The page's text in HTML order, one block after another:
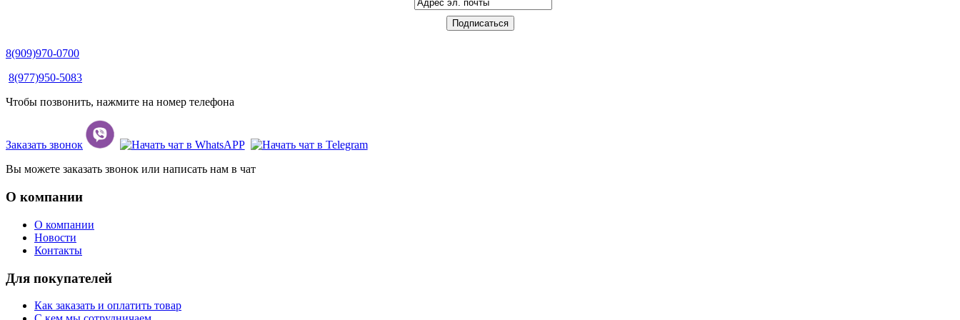
8(909)970-0700
8(977)950-5083
Чтобы позвонить, нажмите на номер телефона
Заказать звонок
Вы можете заказать звонок или написать нам в чат
О компании
О компании
Новости
Контакты
Для покупателей
Как заказать и оплатить товар